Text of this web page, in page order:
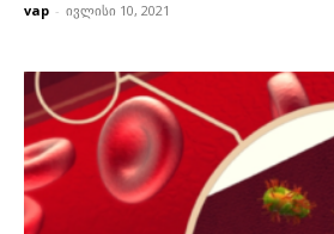
vap - ივლისი 10, 2021